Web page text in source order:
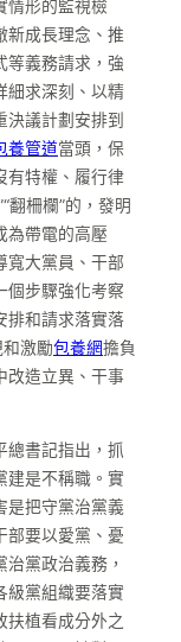
情形的監視檢
新成長理念、推
等義務請求，強
細求深刻、以精
議計劃安排到
養管道當頭，保
有特權、履行律
翻柵欄”的，發明
為帶電的高壓
寬大黨員、干部
個步驟強化考察
排和請求落實落
激勵包養網擔負
改造立異、干事
總書記指出，抓
建是不稱職。實
是把守黨治黨義
部要以愛黨、憂
黨政治義務，
級黨組織要落實
扶植看成分外之